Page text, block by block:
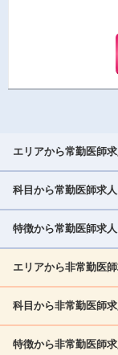
エリアから常勤医師
北海道・東北
北海道 青森県
茨城県 栃木県
神奈川県 山梨県
科目から常勤医師求
内科系
消化器科
リウマチ科 外科
特徴から常勤医師求
救急対応なし 女性
施設長募集 年齢不問
エリアから非常勤医
北海道・東北
北海道 青森県
科目から非常勤医師
内科系
特徴から非常勤医師